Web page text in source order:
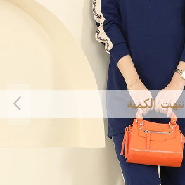
انتهت الكمية